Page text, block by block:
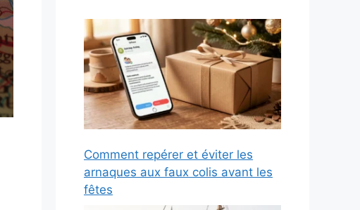
Comment repérer et éviter les
arnaques aux faux colis avant les
fêtes